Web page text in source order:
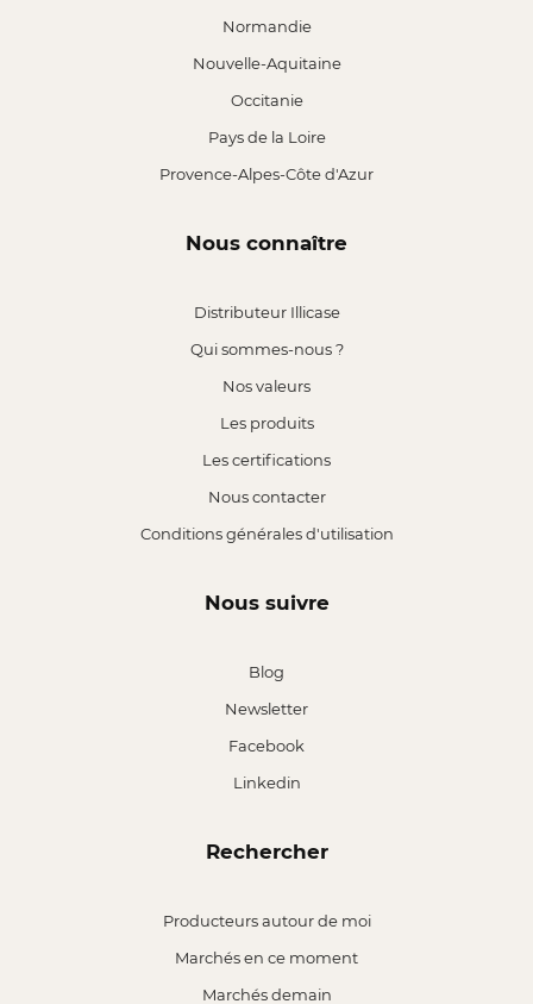
Normandie
Nouvelle-Aquitaine
Occitanie
Pays de la Loire
Provence-Alpes-Côte d'Azur
Nous connaître
Distributeur Illicase
Qui sommes-nous ?
Nos valeurs
Les produits
Les certifications
Nous contacter
Conditions générales d'utilisation
Nous suivre
Blog
Newsletter
Facebook
Linkedin
Rechercher
Producteurs autour de moi
Marchés en ce moment
Marchés demain